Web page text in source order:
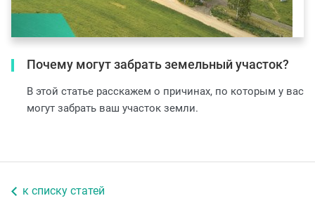
Почему могут забрать земельный участок?
В этой статье расскажем о причинах, по которым у вас
могут забрать ваш участок земли.
к списку статей